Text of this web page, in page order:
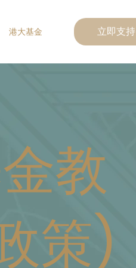
港大基金 立即支持
教
策)